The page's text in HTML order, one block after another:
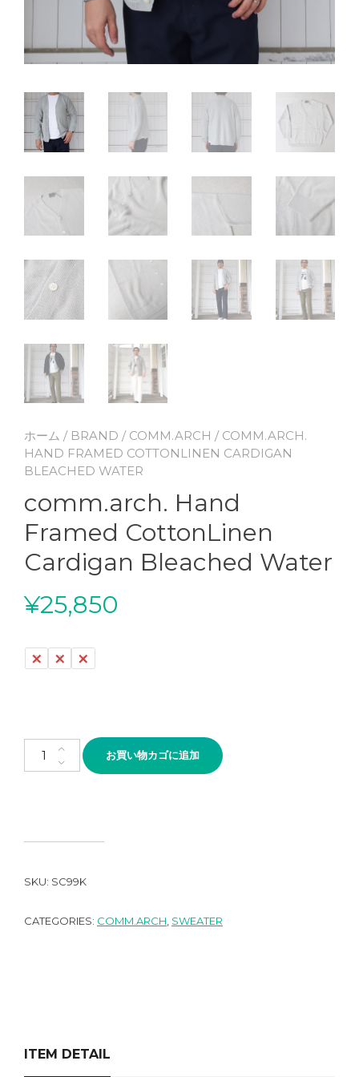
ホーム / BRAND / COMM.ARCH / COMM.ARCH.
HAND FRAMED COTTONLINEN CARDIGAN
BLEACHED WATER
comm.arch. Hand
Framed CottonLinen
Cardigan Bleached Water
¥25,850
2 3 4
comm.arch. Hand Framed CottonLinen Cardigan Bleached
お買い物カゴに追加
SKU: SC99K
CATEGORIES: COMM.ARCH SWEATER
ITEM DETAIL